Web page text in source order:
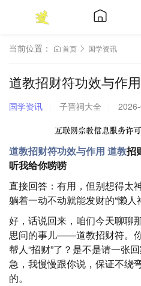
当前位置： 首页 国学资讯
道教招财符功效与作用
国学资讯 子晋祠大全
道教招财符功效与作用 道教招
听我给你唠唠
直接回答：有用，但别想得太
躺着一动不动就能发财的“懒人
好，话说回来，咱们今天聊聊
思问的事儿——道教招财符。
帮人“招财”了？是不是请一张
急，我慢慢跟你说，保证不绕
的。